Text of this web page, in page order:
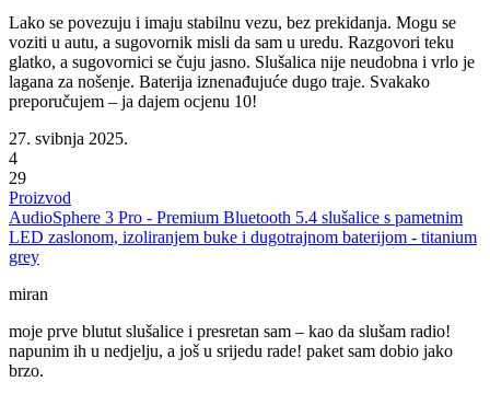
Lako se povezuju i imaju stabilnu vezu, bez prekidanja. Mogu se
voziti u autu, a sugovornik misli da sam u uredu. Razgovori teku
glatko, a sugovornici se čuju jasno. Slušalica nije neudobna i vrlo je
lagana za nošenje. Baterija iznenađujuće dugo traje. Svakako
preporučujem – ja dajem ocjenu 10!
27. svibnja 2025.
4
29
Proizvod
AudioSphere 3 Pro - Premium Bluetooth 5.4 slušalice s pametnim
LED zaslonom, izoliranjem buke i dugotrajnom baterijom - titanium
grey
miran
moje prve blutut slušalice i presretan sam – kao da slušam radio!
napunim ih u nedjelju, a još u srijedu rade! paket sam dobio jako
brzo.